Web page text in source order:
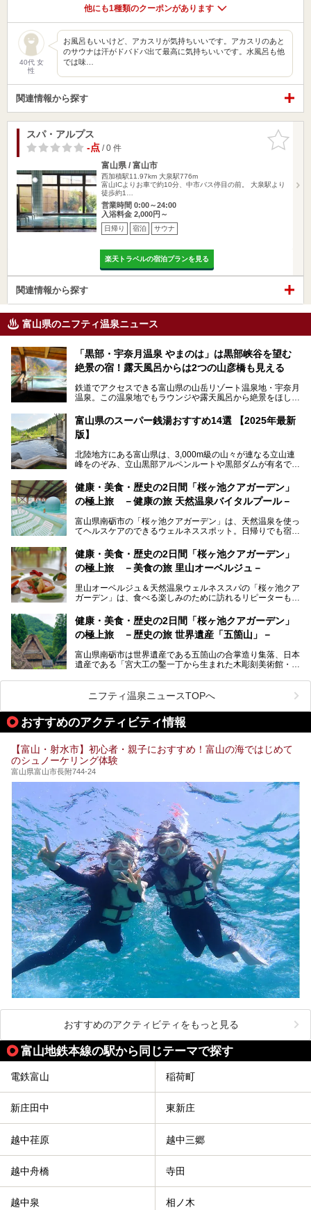
他にも1種類のクーポンがあります
40代 女
性
お風呂もいいけど、アカスリが気持ちいいです。アカスリのあと
のサウナは汗がドバドバ出て最高に気持ちいいです。水風呂も他
では味…
関連情報から探す
お気に入
りに追加
スパ・アルプス
-点/ 0 件
富山県 / 富山市
西加積駅11.97km 大泉駅776m
富山ICよりお車で約10分、中市バス停目の前。 大泉駅より
徒歩約1…
営業時間 0:00～24:00
入浴料金 2,000円～
日帰り 宿泊 サウナ
楽天トラベルの宿泊プランを見る
関連情報から探す
富山県のニフティ温泉ニュース
「黒部・宇奈月温泉 やまのは」は黒部峡谷を望む
絶景の宿！露天風呂からは2つの山彦橋も見える
鉄道でアクセスできる富山県の山岳リゾート温泉地・宇奈月
温泉。この温泉地でもラウンジや露天風呂から絶景をほしい
の「黒部・宇奈月温泉 やまのは」。
自慢の眺望、温泉、居心地の良い客室、ビュッフェ式の食事
ます。日常から少し離れて、山懐で自然に癒されたいと思う
方にぴったりの温泉です。冬なら雪景色も絵になりますよ。
───
提供元：オリックス・ホテルマネジメント株式会社【PR】
この記事は黒部・宇奈月温泉 やまのはのPR記事です。
富山県のスーパー銭湯おすすめ14選 【2025年最新
版】
北陸地方にある富山県は、3,000m級の山々が連なる立山連
峰をのぞみ、立山黒部アルペンルートや黒部ダムが有名で
の（新鮮な）海の幸も見逃せません！
北陸新幹線が開業し、実は東京からも2時間ほどでアクセス
のいい天然温泉が豊富で、すぐにでも出かけたくなる施設が
満載ですよ。
健康・美食・歴史の2日間「桜ヶ池クアガーデン」
の極上旅 －健康の旅 天然温泉バイタルプール－
富山県南砺市の「桜ヶ池クアガーデン」は、天然温泉を使っ
てヘルスケアのできるウェルネススポット。日帰りでも宿泊
るので、ゆったり楽しみながら美しく健康に。
そんな「桜ヶ池クアガーデン」の天然温泉バイタルプールと
ートしたいと思います。
健康・美食・歴史の2日間「桜ヶ池クアガーデン」
の極上旅 －美食の旅 里山オーベルジュ－
里山オーベルジュ＆天然温泉ウェルネススパの「桜ヶ池クア
ガーデン」は、食べる楽しみのために訪れるリピーターも多
月、水はフレンチ、火、木は和食、土日はその両方がランチ
とディナーで味わえます。オリジナルのスイーツも評判で
す。
そんな「桜ヶ池クアガーデン」に宿泊して、食を満喫してき
たのでじっくりご紹介します！
健康・美食・歴史の2日間「桜ヶ池クアガーデン」
の極上旅 －歴史の旅 世界遺産「五箇山」－
富山県南砺市は世界遺産である五箇山の合掌造り集落、日本
遺産である「宮大工の鑿一丁から生まれた木彫刻美術館・井
小京都・城端と、とても魅力的な観光スポットがたくさんあ
ります。
城端の郊外に建つ里山オーベルジュ＆温泉ウェルネススパ
「桜ヶ池クアガーデン」に泊まって、歴史の旅にお出かけし
てみませんか？
ニフティ温泉ニュースTOPへ
おすすめのアクティビティ情報
【富山・射水市】初心者・親子におすすめ！富山の海ではじめて
のシュノーケリング体験
富山県富山市長附744-24
おすすめのアクティビティをもっと見る
富山地鉄本線の駅から同じテーマで探す
電鉄富山 稲荷町
新庄田中 東新庄
越中荏原 越中三郷
越中舟橋 寺田
越中泉 相ノ木